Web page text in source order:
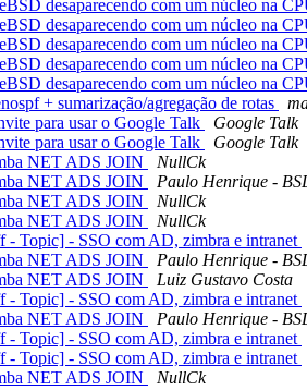
desaparecendo com um núcleo na
desaparecendo com um núcleo na
desaparecendo com um núcleo na
desaparecendo com um núcleo na
desaparecendo com um núcleo na
+ sumarização/agregação de rotas
para usar o Google Talk
Google Talk
para usar o Google Talk
Google Talk
NET ADS JOIN
NullCk
NET ADS JOIN
Paulo Henrique -
NET ADS JOIN
NullCk
NET ADS JOIN
NullCk
Topic] - SSO com AD, zimbra e intranet
NET ADS JOIN
Paulo Henrique -
NET ADS JOIN
Luiz Gustavo Costa
Topic] - SSO com AD, zimbra e intranet
NET ADS JOIN
Paulo Henrique -
Topic] - SSO com AD, zimbra e intranet
Topic] - SSO com AD, zimbra e intranet
NET ADS JOIN
NullCk